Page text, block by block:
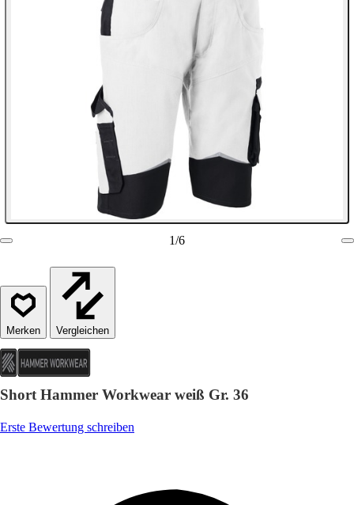
1/6
Vergleichen
Short Hammer Workwear weiß Gr. 36
Erste Bewertung schreiben